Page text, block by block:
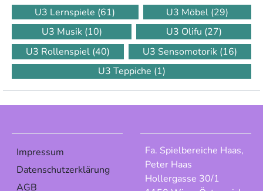
U3 Lernspiele (61) U3 Möbel (29)
U3 Musik (10) U3 Olifu (27)
U3 Rollenspiel (40) U3 Sensomotorik (16)
U3 Teppiche (1)
Impressum
Datenschutzerklärung
AGB
Fa. Spielbereiche Haas,
Peter Haas
Hollergasse 30/1